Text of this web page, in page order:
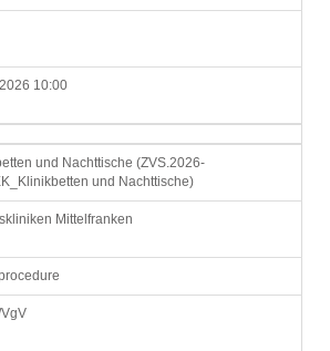
10:00
und Nachttische (ZVS.2026-
und Nachttische)
Mittelfranken